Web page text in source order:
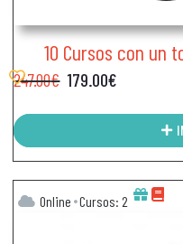
10 Cursos con un
247.00€ 179.00€
Online Cursos: 2